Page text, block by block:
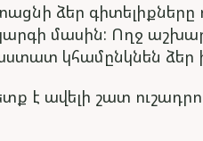
ձեր գիտելիքները
մասին: Ողջ
կհամընկնեն
է ավելի շատ